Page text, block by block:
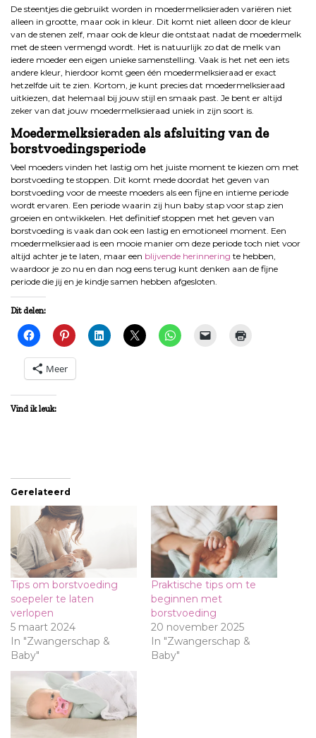
De steentjes die gebruikt worden in moedermelksieraden variëren niet
alleen in grootte, maar ook in kleur. Dit komt niet alleen door de kleur
van de stenen zelf, maar ook de kleur die ontstaat nadat de moedermelk
met de steen vermengd wordt. Het is natuurlijk zo dat de melk van
iedere moeder een eigen unieke samenstelling. Vaak is het net een iets
andere kleur, hierdoor komt geen één moedermelksieraad er exact
hetzelfde uit te zien. Kortom, je kunt precies dat moedermelksieraad
uitkiezen, dat helemaal bij jouw stijl en smaak past. Je bent er altijd
zeker van dat jouw moedermelksieraad uniek in zijn soort is.
Moedermelksieraden als afsluiting van de
borstvoedingsperiode
Veel moeders vinden het lastig om het juiste moment te kiezen om met
borstvoeding te stoppen. Dit komt mede doordat het geven van
borstvoeding voor de meeste moeders als een fijne en intieme periode
wordt ervaren. Een periode waarin zij hun baby stap voor stap zien
groeien en ontwikkelen. Het definitief stoppen met het geven van
borstvoeding is vaak dan ook een lastig en emotioneel moment. Een
moedermelksieraad is een mooie manier om deze periode toch niet voor
altijd achter je te laten, maar een blijvende herinnering te hebben,
waardoor je zo nu en dan nog eens terug kunt denken aan de fijne
periode die jij en je kindje samen hebben afgesloten.
Dit delen:
Meer
Vind ik leuk:
Gerelateerd
Tips om borstvoeding
soepeler te laten
verlopen
5 maart 2024
In "Zwangerschap &
Baby"
Praktische tips om te
beginnen met
borstvoeding
20 november 2025
In "Zwangerschap &
Baby"